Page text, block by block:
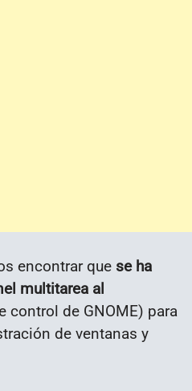
encontrar que se ha
multitarea al
control de GNOME) para
de ventanas y